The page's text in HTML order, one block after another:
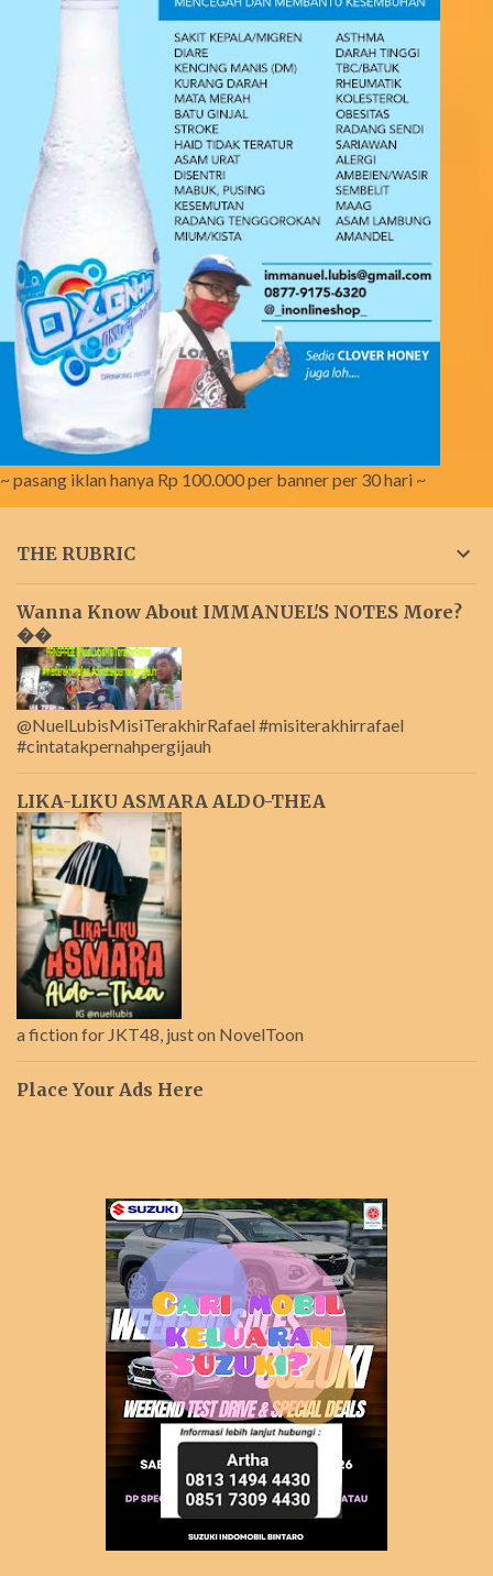
~ pasang iklan hanya Rp 100.000 per banner per 30 hari ~
THE RUBRIC
Wanna Know About IMMANUEL'S NOTES More?
��
@NuelLubisMisiTerakhirRafael #misiterakhirrafael
#cintatakpernahpergijauh
LIKA-LIKU ASMARA ALDO-THEA
a fiction for JKT48, just on NovelToon
Place Your Ads Here